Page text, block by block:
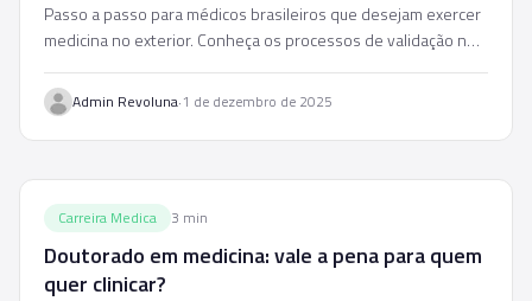
Passo a passo para médicos brasileiros que desejam exercer
medicina no exterior. Conheça os processos de validação nos
Admin Revoluna·1 de dezembro de 2025
Carreira Medica 3 min
Doutorado em medicina: vale a pena para quem
quer clinicar?